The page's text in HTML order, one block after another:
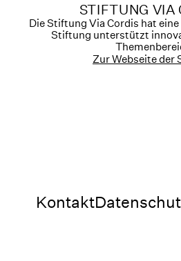
STIFTUNG VIA
Die Stiftung Via Cordis hat
Stiftung unterstützt
Zur Webseite der
Kontakt